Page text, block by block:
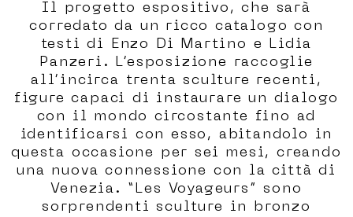
Il progetto espositivo, che sarà
corredato da un ricco catalogo con
testi di Enzo Di Martino e Lidia
Panzeri. L’esposizione raccoglie
all’incirca trenta sculture recenti,
figure capaci di instaurare un dialogo
con il mondo circostante fino ad
identificarsi con esso, abitandolo in
questa occasione per sei mesi, creando
una nuova connessione con la città di
Venezia. “Les Voyageurs” sono
sorprendenti sculture in bronzo